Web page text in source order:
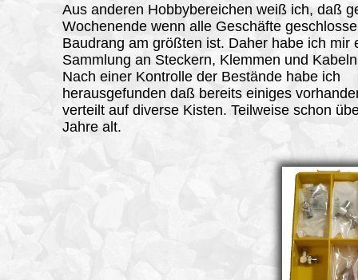
Aus anderen Hobbybereichen weiß ich, daß
Wochenende wenn alle Geschäfte
Baudrang am größten ist. Daher habe ich mir
Sammlung an Steckern, Klemmen und
Nach einer Kontrolle der Bestände habe ich
herausgefunden daß bereits einiges
verteilt auf diverse Kisten. Teilweise schon
Jahre alt.